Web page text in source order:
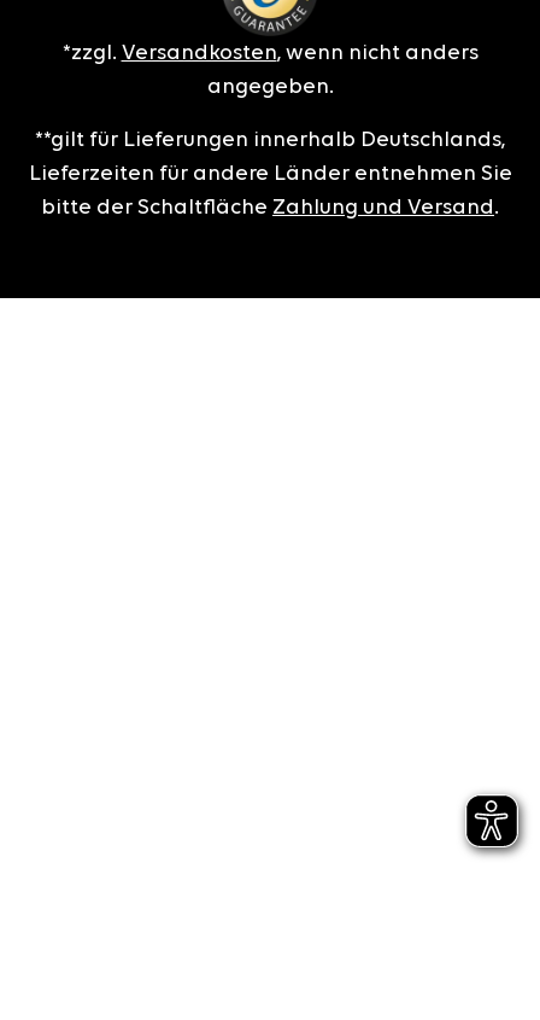
*zzgl. Versandkosten, wenn nicht anders
angegeben.
**gilt für Lieferungen innerhalb Deutschlands,
Lieferzeiten für andere Länder entnehmen Sie
bitte der Schaltfläche Zahlung und Versand .